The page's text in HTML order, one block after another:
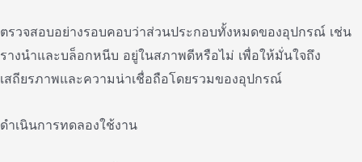
ตรวจสอบอย่างรอบคอบว่าส่วนประกอบทั้งหมดของอุปกรณ์ เช่น
รางนําและบล็อกหนีบ อยู่ในสภาพดีหรือไม่ เพื่อให้มั่นใจถึง
เสถียรภาพและความน่าเชื่อถือโดยรวมของอุปกรณ์
ดําเนินการทดลองใช้งาน